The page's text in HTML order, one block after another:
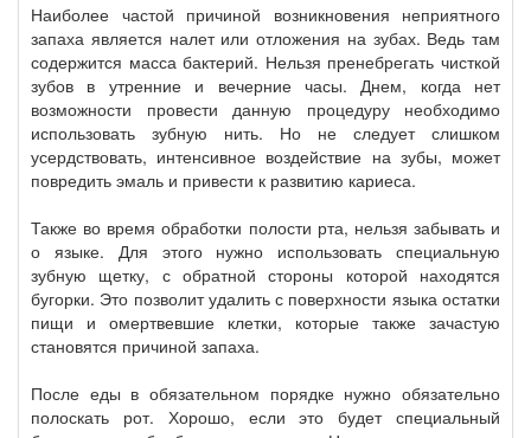
Наиболее частой причиной возникновения неприятного
запаха является налет или отложения на зубах. Ведь там
содержится масса бактерий. Нельзя пренебрегать чисткой
зубов в утренние и вечерние часы. Днем, когда нет
возможности провести данную процедуру необходимо
использовать зубную нить. Но не следует слишком
усердствовать, интенсивное воздействие на зубы, может
повредить эмаль и привести к развитию кариеса.
Также во время обработки полости рта, нельзя забывать и
о языке. Для этого нужно использовать специальную
зубную щетку, с обратной стороны которой находятся
бугорки. Это позволит удалить с поверхности языка остатки
пищи и омертвевшие клетки, которые также зачастую
становятся причиной запаха.
После еды в обязательном порядке нужно обязательно
полоскать рот. Хорошо, если это будет специальный